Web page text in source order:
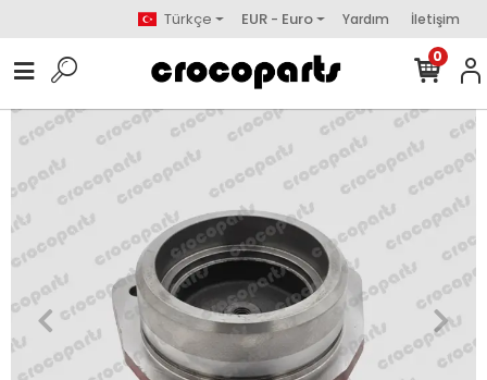
Türkçe EUR - Euro Yardım İletişim
0